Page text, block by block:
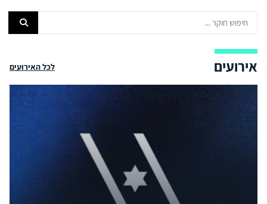
אירועים לכל האירועים